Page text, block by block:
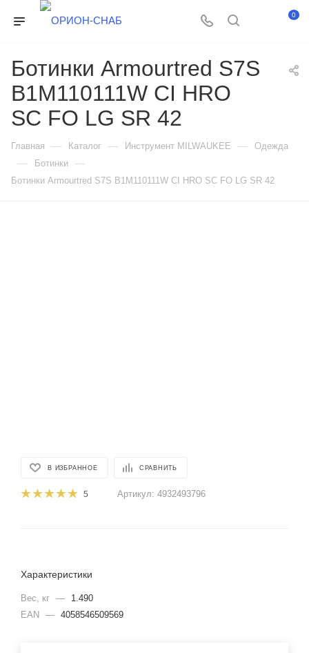
0
Ботинки Armourtred S7S
B1M110111W CI HRO
SC FO LG SR 42
Главная — Каталог — Инструмент MILWAUKEE — Одежда
— Ботинки —
Ботинки Armourtred S7S B1M110111W CI HRO SC FO LG SR 42
В ИЗБРАННОЕ СРАВНИТЬ
5 Артикул: 4932493796
Характеристики
Вес, кг —
1.490
EAN
— 4058546509569